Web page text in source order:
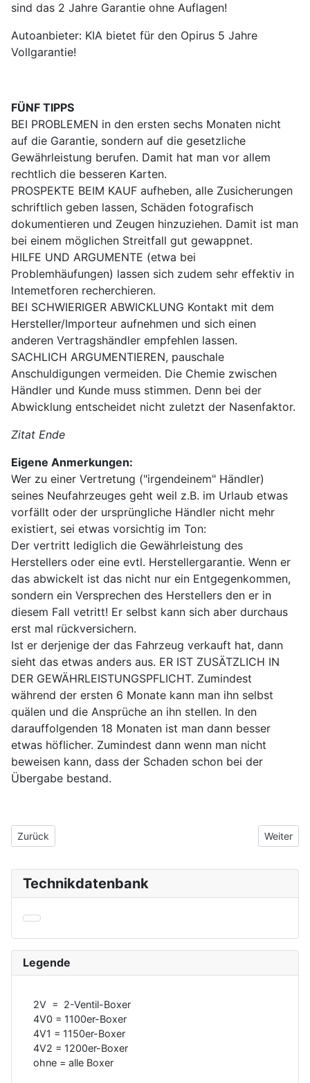
Technikdatenbank
Legende
2V = 2-Ventil-Boxer
4V0 = 1100er-Boxer
4V1 = 1150er-Boxer
4V2 = 1200er-Boxer
ohne = alle Boxer
sind das 2 Jahre Garantie ohne Auflagen!
Autoanbieter: KIA bietet für den Opirus 5 Jahre
Vollgarantie!
FÜNF TIPPS
BEI PROBLEMEN in den ersten sechs Monaten nicht
auf die Garantie, sondern auf die gesetzliche
Gewährleistung berufen. Damit hat man vor allem
rechtlich die besseren Karten.
PROSPEKTE BEIM KAUF aufheben, alle Zusicherungen
schriftlich geben lassen, Schäden fotografisch
dokumentieren und Zeugen hinzuziehen. Damit ist man
bei einem möglichen Streitfall gut gewappnet.
HILFE UND ARGUMENTE (etwa bei
Problemhäufungen) lassen sich zudem sehr effektiv in
Intemetforen recherchieren.
BEI SCHWIERIGER ABWICKLUNG Kontakt mit dem
Hersteller/Importeur aufnehmen und sich einen
anderen Vertragshändler empfehlen lassen.
SACHLICH ARGUMENTIEREN, pauschale
Anschuldigungen vermeiden. Die Chemie zwischen
Händler und Kunde muss stimmen. Denn bei der
Abwicklung entscheidet nicht zuletzt der Nasenfaktor.
Zitat Ende
Eigene Anmerkungen:
Wer zu einer Vertretung ("irgendeinem" Händler)
seines Neufahrzeuges geht weil z.B. im Urlaub etwas
vorfällt oder der ursprüngliche Händler nicht mehr
existiert, sei etwas vorsichtig im Ton:
Der vertritt lediglich die Gewährleistung des
Herstellers oder eine evtl. Herstellergarantie. Wenn er
das abwickelt ist das nicht nur ein Entgegenkommen,
sondern ein Versprechen des Herstellers den er in
diesem Fall vetritt! Er selbst kann sich aber durchaus
erst mal rückversichern.
Ist er derjenige der das Fahrzeug verkauft hat, dann
sieht das etwas anders aus. ER IST ZUSÄTZLICH IN
DER GEWÄHRLEISTUNGSPFLICHT. Zumindest
während der ersten 6 Monate kann man ihn selbst
quälen und die Ansprüche an ihn stellen. In den
darauffolgenden 18 Monaten ist man dann besser
etwas höflicher. Zumindest dann wenn man nicht
beweisen kann, dass der Schaden schon bei der
Übergabe bestand.
Vorheriger Beitrag: Schweissen Verfahren
Zurück Nächster
Weiter